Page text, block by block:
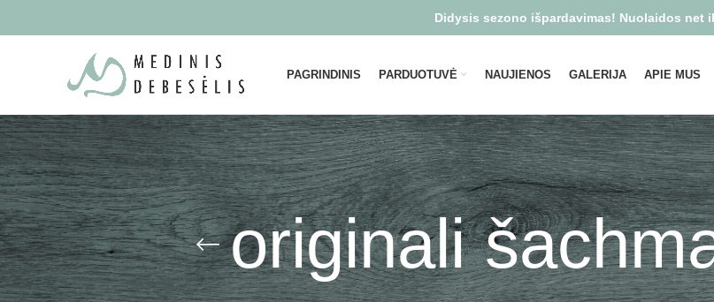
PAGRINDINIS PARDUOTUVĖ NAUJIENOS GALERIJA APIE MUS
originali
Didysis sezono išpardavimas! Nuolaidos net